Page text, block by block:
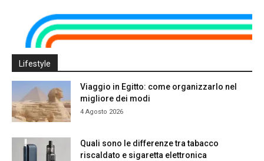
Lifestyle
Viaggio in Egitto: come organizzarlo nel
migliore dei modi
4 Agosto 2026
Quali sono le differenze tra tabacco
riscaldato e sigaretta elettronica